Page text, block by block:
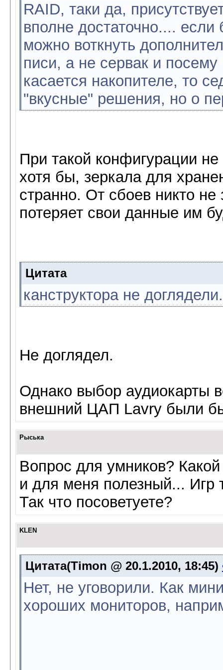
RAID, таки да,
вполне достаточно.... если
можно воткнуть
писи, а не сервак и
касается накопителе, то
"вкусные" решения, но о
При такой конфигурации
хотя бы, зеркала для
странно. От сбоев никто не
потеряет свои данные им
Цитата
канструктора не
Не доглядел.
Однако выбор аудиокарты
внешний ЦАП Lavry были
Рыська
Вопрос для умников? Какой
и для меня полезный... Игр
Так что посоветуете?
KLEN
Цитата(Timon @ 20.1.2010, 18:45)
Нет, не уговорили. Как
хороших мониторов,